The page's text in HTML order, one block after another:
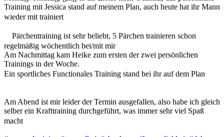
Training mit Jessica stand auf meinem Plan, auch heute hat ihr Mann
wieder mit trainiert
Pärchentraining ist sehr beliebt, 5 Pärchen trainieren schon
regelmäßig wöchentlich bei/mit mir
Am Nachmittag kam Heike zum ersten der zwei persönlichen
Trainings in der Woche.
Ein sportliches Functionales Training stand bei ihr auf dem Plan
Am Abend ist mir leider der Termin ausgefallen, also habe ich gleich
selber ein Krafttraining durchgeführt, was immer sehr viel Spaß
macht